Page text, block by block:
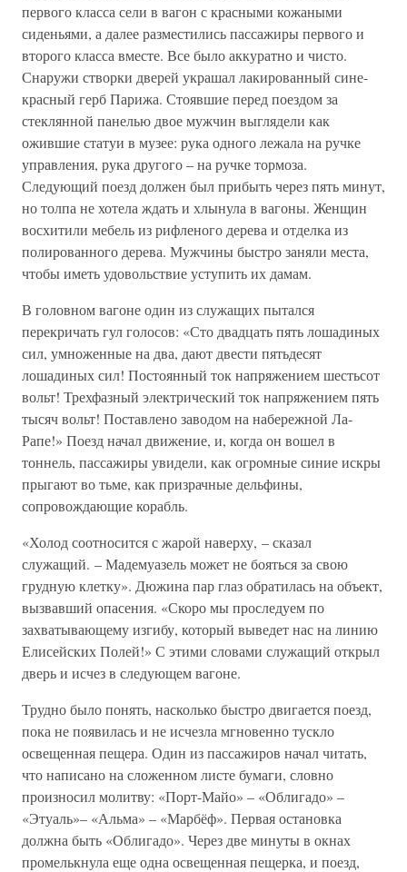
первого класса сели в вагон с красными кожаными
сиденьями, а далее разместились пассажиры первого и
второго класса вместе. Все было аккуратно и чисто.
Снаружи створки дверей украшал лакированный сине-
красный герб Парижа. Стоявшие перед поездом за
стеклянной панелью двое мужчин выглядели как
ожившие статуи в музее: рука одного лежала на ручке
управления, рука другого – на ручке тормоза.
Следующий поезд должен был прибыть через пять минут,
но толпа не хотела ждать и хлынула в вагоны. Женщин
восхитили мебель из рифленого дерева и отделка из
полированного дерева. Мужчины быстро заняли места,
чтобы иметь удовольствие уступить их дамам.
В головном вагоне один из служащих пытался
перекричать гул голосов: «Сто двадцать пять лошадиных
сил, умноженные на два, дают двести пятьдесят
лошадиных сил! Постоянный ток напряжением шестьсот
вольт! Трехфазный электрический ток напряжением пять
тысяч вольт! Поставлено заводом на набережной Ла-
Рапе!» Поезд начал движение, и, когда он вошел в
тоннель, пассажиры увидели, как огромные синие искры
прыгают во тьме, как призрачные дельфины,
сопровождающие корабль.
«Холод соотносится с жарой наверху, – сказал
служащий. – Мадемуазель может не бояться за свою
грудную клетку». Дюжина пар глаз обратилась на объект,
вызвавший опасения. «Скоро мы проследуем по
захватывающему изгибу, который выведет нас на линию
Елисейских Полей!» С этими словами служащий открыл
дверь и исчез в следующем вагоне.
Трудно было понять, насколько быстро двигается поезд,
пока не появилась и не исчезла мгновенно тускло
освещенная пещера. Один из пассажиров начал читать,
что написано на сложенном листе бумаги, словно
произносил молитву: «Порт-Майо» – «Облигадо» –
«Этуаль»– «Альма» – «Марбёф». Первая остановка
должна быть «Облигадо». Через две минуты в окнах
промелькнула еще одна освещенная пещерка, и поезд,